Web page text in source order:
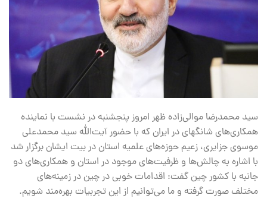
سید محمدرضا موالی‌زاده ظهر امروز پنجشنبه در نشست با نماینده
همکاری‌های شانگهای در ایران که با حضور آیت‌الله سید محمدعلی
موسوی جزایری، زعیم حوزه‌های علمیه استان در بیت ایشان برگزار شد
با اشاره به چالش‌ها و ظرفیت‌های موجود در استان و همکاری‌های دو
جانبه با کشور چین گفت: اقدامات خوبی در چین در زمینه‌های
مختلف صورت گرفته و ما می‌توانیم از این تجربیات بهره‌مند شویم.